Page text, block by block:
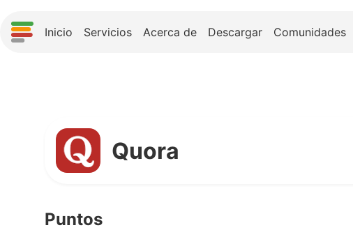
Inicio Servicios Acerca de Descargar Comunidades
Quora
Puntos